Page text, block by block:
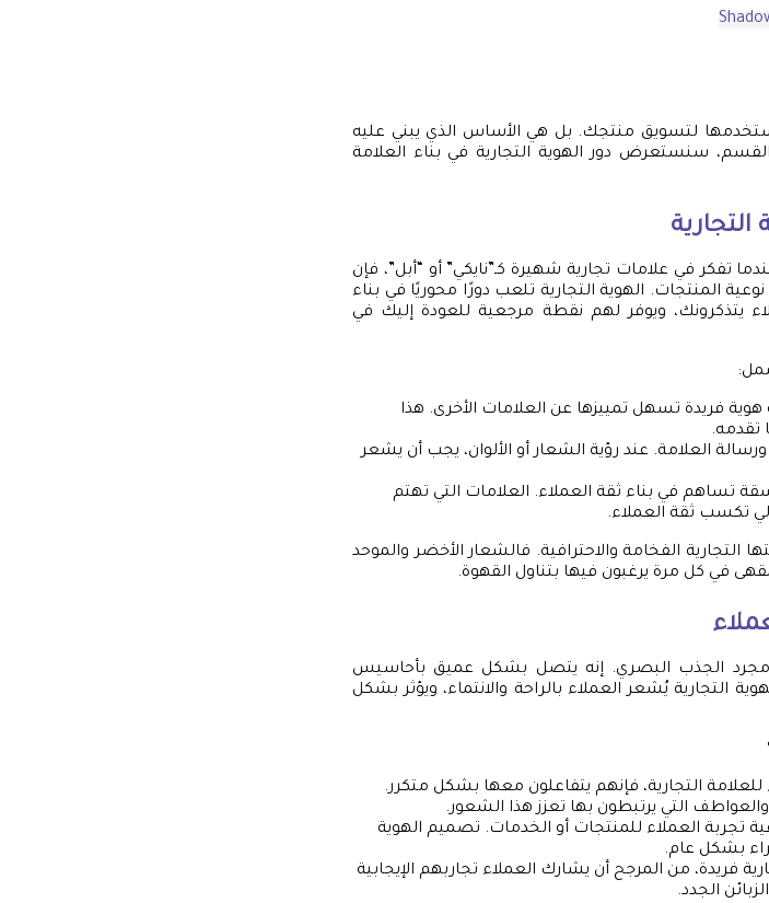
لتسويق منتجك. بل هي الأساس الذي يبني عليه
سنستعرض دور الهوية التجارية في بناء العلامة
التجارية
تفكر في علامات تجارية شهيرة كـ”نايكي” أو “أبل”، فإن
المنتجات. الهوية التجارية تلعب دورًا محوريًا في بناء
يتذكرونك، ويوفر لهم نقطة مرجعية للعودة إليك في
هوية فريدة تسهل تمييزها عن العلامات الأخرى. هذا
تقدمه.
العلامة. عند رؤية الشعار أو الألوان، يجب أن يشعر
تساهم في بناء ثقة العملاء. العلامات التي تهتم
تكسب ثقة العملاء.
الفخامة والاحترافية. فالشعار الأخضر والموحد
في كل مرة يرغبون فيها بتناول القهوة.
مجرد الجذب البصري. إنه يتصل بشكل عميق بأحاسيس
التجارية يُشعر العملاء بالراحة والانتماء، ويؤثر بشكل
للعلامة التجارية، فإنهم يتفاعلون معها بشكل متكرر.
والعواطف التي يرتبطون بها تعزز هذا الشعور.
تجربة العملاء للمنتجات أو الخدمات. تصميم الهوية
بشكل عام.
فريدة، من المرجح أن يشارك العملاء تجاربهم الإيجابية
الجدد.